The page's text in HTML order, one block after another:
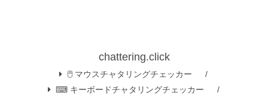
chattering.click
🖱️ マウスチャタリングチェッカー
⌨ キーボードチャタリングチェッカー